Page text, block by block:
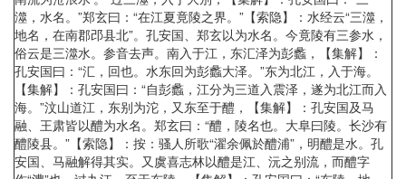
澨，水名。”郑玄曰：“在江夏竟陵之界。”【索隐】：水经云“三澨，
地名，在南郡邔县北”。孔安国、郑玄以为水名。今竟陵有三参水，
俗云是三澨水。参音去声。南入于江，东汇泽为彭蠡，【集解】：
孔安国曰：“汇，回也。水东回为彭蠡大泽。”东为北江，入于海。
【集解】：孔安国曰：“自彭蠡，江分为三道入震泽，遂为北江而入
海。”汶山道江，东别为沱，又东至于醴，【集解】：孔安国及马
融、王肃皆以醴为水名。郑玄曰：“醴，陵名也。大阜曰陵。长沙有
醴陵县。”【索隐】：按：骚人所歌“濯余佩於醴浦”，明醴是水。孔
安国、马融解得其实。又虞喜志林以醴是江、沅之别流，而醴字